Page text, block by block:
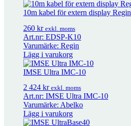
IMSE MxDO8 5 351kr
IMSE MxM28 9 105
IMSE MxM5 4 085kr
10m kabel för extern display Regin
260 kr exkl. moms
Art.nr: EDSP-K10
Varumärke: Regin
Lägg i varukorg
IMSE Ultra IMC-10
2 424 kr exkl. moms
Art.nr: IMSE Ultra IMC-10
Varumärke: Abelko
Lägg i varukorg